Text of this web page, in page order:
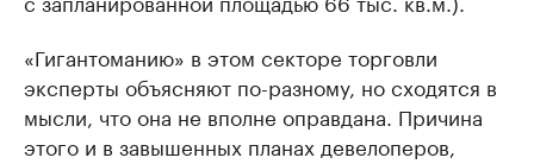
«Гигантоманию» в этом секторе торговли
эксперты объясняют по-разному, но сходятся в
мысли, что она не вполне оправдана. Причина
этого и в завышенных планах девелоперов,